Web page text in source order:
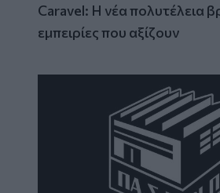
Caravel: Η νέα πολυτέλεια
εμπειρίες που αξίζουν